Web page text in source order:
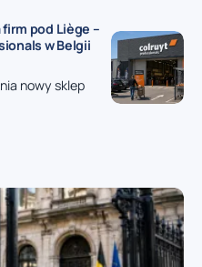
pod Liège –
w Belgii
nowy sklep